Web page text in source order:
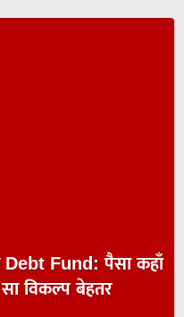
Fund: पैसा कहाँ
विकल्प बेहतर